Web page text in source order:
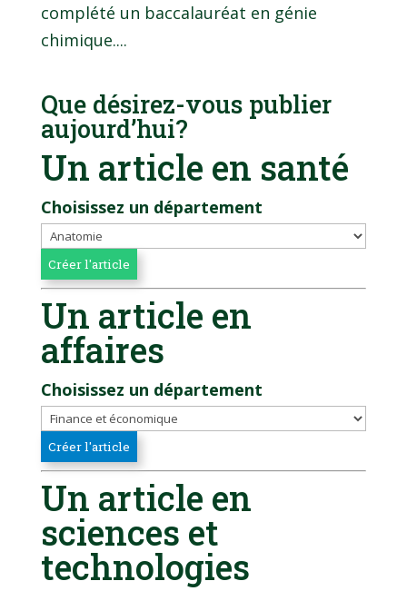
complété un baccalauréat en génie
chimique....
Que désirez-vous publier
aujourd’hui?
Un article en santé
Choisissez un département
Un article en
affaires
Choisissez un département
Un article en
sciences et
technologies